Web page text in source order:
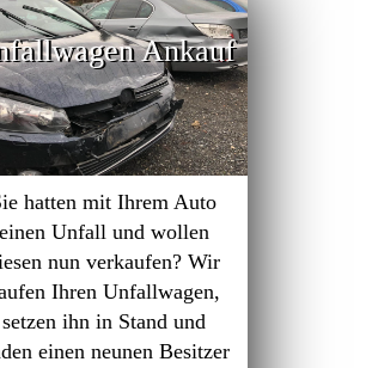
Ankauf
hatten mit Ihrem Auto
einen Unfall und wollen
nun verkaufen? Wir
Ihren Unfallwagen,
setzen ihn in Stand und
einen neunen Besitzer